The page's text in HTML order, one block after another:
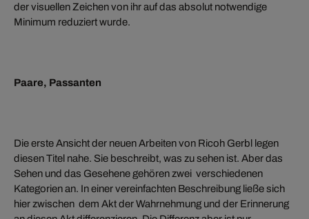
der visuellen Zeichen von ihr auf das absolut notwendige
Minimum reduziert wurde.
Paare, Passanten
Die erste Ansicht der neuen Arbeiten von Ricoh Gerbl legen
diesen Titel nahe. Sie beschreibt, was zu sehen ist. Aber das
Sehen und das Gesehene gehören zwei verschiedenen
Kategorien an. In einer vereinfachten Beschreibung ließe sich
hier zwischen dem Akt der Wahrnehmung und der Erinnerung